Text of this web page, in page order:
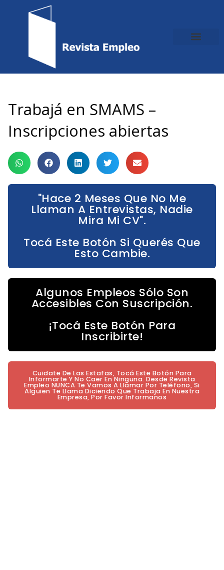
Trabajá en SMAMS –
Inscripciones abiertas
"Hace 2 Meses Que No Me
Llaman A Entrevistas, Nadie
Mira Mi CV".
Tocá Este Botón Si Querés Que
Esto Cambie.
Algunos Empleos Sólo Son
Accesibles Con Suscripción.
¡Tocá Este Botón Para
Inscribirte!
Cuidate De Las Estafas, Tocá Este Botón Para
Informarte Y No Caer En Ninguna. Desde Revista
Empleo NUNCA Te Vamos A Llamar Por Teléfono, Si
Alguien Te Llama Diciendo Que Trabaja En Nuestra
Empresa, Por Favor Informanos